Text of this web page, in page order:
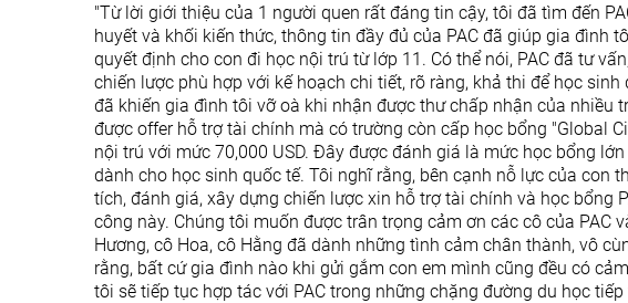
"Từ lời giới thiệu của 1 người quen rất đáng tin cậy, tôi đã tìm đến
huyết và khối kiến thức, thông tin đầy đủ của PAC đã giúp gia đình
quyết định cho con đi học nội trú từ lớp 11. Có thể nói, PAC đã tư
chiến lược phù hợp với kế hoạch chi tiết, rõ ràng, khả thi để học
đã khiến gia đình tôi vỡ oà khi nhận được thư chấp nhận của nhiều
được offer hỗ trợ tài chính mà có trường còn cấp học bổng "Global
nội trú với mức 70,000 USD. Đây được đánh giá là mức học bổng
dành cho học sinh quốc tế. Tôi nghĩ rằng, bên cạnh nỗ lực của con
tích, đánh giá, xây dựng chiến lược xin hỗ trợ tài chính và học bổng
công này. Chúng tôi muốn được trân trọng cảm ơn các cô của PAC
Hương, cô Hoa, cô Hằng đã dành những tình cảm chân thành, vô
rằng, bất cứ gia đình nào khi gửi gắm con em mình cũng đều có
tôi sẽ tiếp tục hợp tác với PAC trong những chặng đường du học